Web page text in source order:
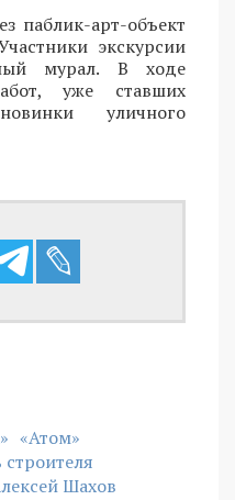
паблик-арт-объект
экскурсии
мурал. В ходе
уже ставших
уличного
«Атом»
Шахов